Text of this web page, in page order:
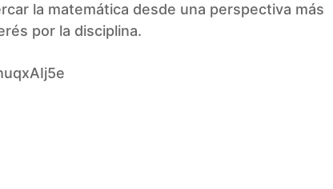
la matemática desde una perspectiva más
por la disciplina.